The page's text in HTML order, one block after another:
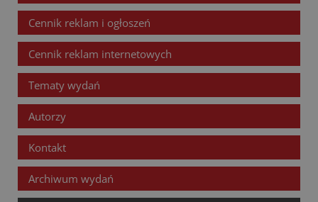
Cennik reklam i ogłoszeń
Cennik reklam internetowych
Tematy wydań
Autorzy
Kontakt
Archiwum wydań